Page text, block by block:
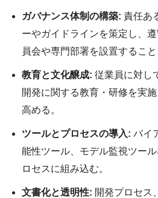
ガバナンス体制の構築: 責任あ
ーやガイドラインを策定し、
員会や専門部署を設置すること
教育と文化醸成: 従業員に対し
開発に関する教育・研修を実
高める。
ツールとプロセスの導入: バイ
能性ツール、モデル監視ツー
ロセスに組み込む。
文書化と透明性: 開発プロセス